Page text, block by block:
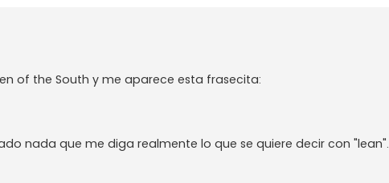
of the South y me aparece esta frasecita:
nada que me diga realmente lo que se quiere decir con "lean".